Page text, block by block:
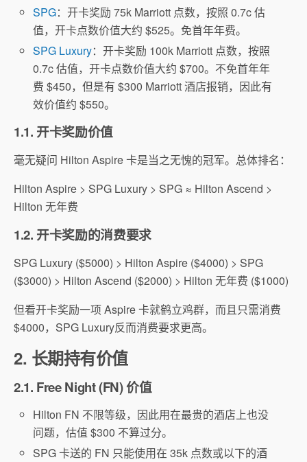
SPG：开卡奖励 75k Marriott 点数，按照 0.7c 估
值，开卡点数价值大约 $525。免首年年费。
SPG Luxury：开卡奖励 100k Marriott 点数，按照
0.7c 估值，开卡点数价值大约 $700。不免首年年
费 $450，但是有 $300 Marriott 酒店报销，因此有
效价值约 $550。
1.1. 开卡奖励价值
毫无疑问 Hilton Aspire 卡是当之无愧的冠军。总体排名：
Hilton Aspire > SPG Luxury > SPG ≈ Hilton Ascend >
Hilton 无年费
1.2. 开卡奖励的消费要求
SPG Luxury ($5000) > Hilton Aspire ($4000) > SPG
($3000) > Hilton Ascend ($2000) > Hilton 无年费 ($1000)
但看开卡奖励一项 Aspire 卡就鹤立鸡群，而且只需消费
$4000，SPG Luxury反而消费要求更高。
2. 长期持有价值
2.1. Free Night (FN) 价值
Hilton FN 不限等级，因此用在最贵的酒店上也没
问题，估值 $300 不算过分。
SPG 卡送的 FN 只能使用在 35k 点数或以下的酒